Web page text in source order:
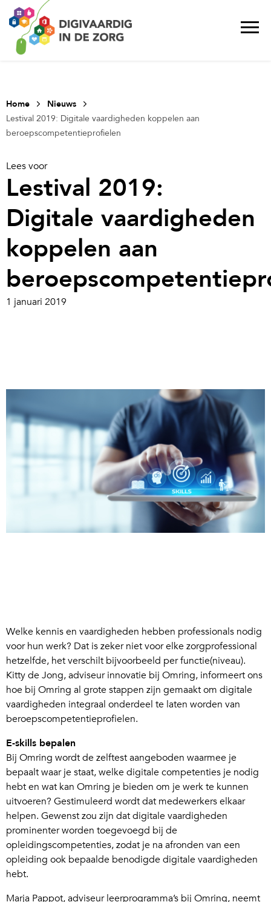
Home
Nieuws
Lestival 2019: Digitale vaardigheden koppelen aan
beroepscompetentieprofielen
Lees voor
Lestival 2019:
Digitale vaardigheden
koppelen aan
1 januari 2019
Welke kennis en vaardigheden hebben professionals nodig
voor hun werk? Dat is zeker niet voor elke zorgprofessional
hetzelfde, het verschilt bijvoorbeeld per functie(niveau).
Kitty de Jong, adviseur innovatie bij Omring, informeert ons
hoe bij Omring al grote stappen zijn gemaakt om digitale
vaardigheden integraal onderdeel te laten worden van
beroepscompetentieprofielen.
E-skills bepalen
Bij Omring wordt de zelftest aangeboden waarmee je
bepaalt waar je staat, welke digitale competenties je nodig
hebt en wat kan Omring je bieden om je werk te kunnen
uitvoeren? Gestimuleerd wordt dat medewerkers elkaar
helpen. Gewenst zou zijn dat digitale vaardigheden
prominenter worden toegevoegd bij de
opleidingscompetenties, zodat je na afronden van een
opleiding ook bepaalde benodigde digitale vaardigheden
hebt.
Marja Pappot, adviseur leerprogramma’s bij Omring, neemt